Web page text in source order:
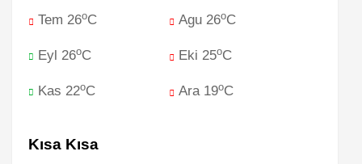
Tem 26oC Agu 26oC
Eyl 26oC Eki 25oC
Kas 22oC Ara 19oC
Kısa Kısa